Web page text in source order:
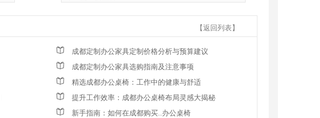
【返回列表】
成都定制办公家具定制价格分析与预算建议
成都定制办公家具选购指南及注意事项
精选成都办公桌椅：工作中的健康与舒适
提升工作效率：成都办公桌椅布局灵感大揭秘
新手指南：如何在成都购买..办公桌椅